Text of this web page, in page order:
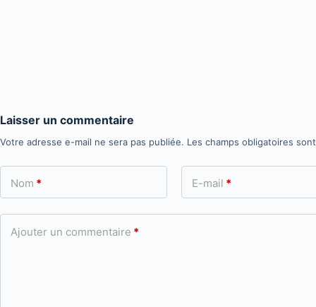
Laisser un commentaire
Votre adresse e-mail ne sera pas publiée. Les champs obligatoires
Nom * E-mail *
Ajouter un commentaire *